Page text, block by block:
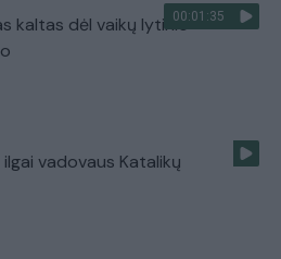
00:01:35
kaltas dėl vaikų lytinio
vadovaus Katalikų